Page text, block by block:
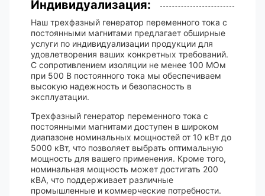
Индивидуализация:
Наш трехфазный генератор переменного тока с
постоянными магнитами предлагает обширные
услуги по индивидуализации продукции для
удовлетворения ваших конкретных требований.
С сопротивлением изоляции не менее 100 МОм
при 500 В постоянного тока мы обеспечиваем
высокую надежность и безопасность в
эксплуатации.
Трехфазный генератор переменного тока с
постоянными магнитами доступен в широком
диапазоне номинальных мощностей от 10 кВт до
5000 кВт, что позволяет выбрать оптимальную
мощность для вашего применения. Кроме того,
номинальная мощность может достигать 200
кВА, что поддерживает различные
промышленные и коммерческие потребности.